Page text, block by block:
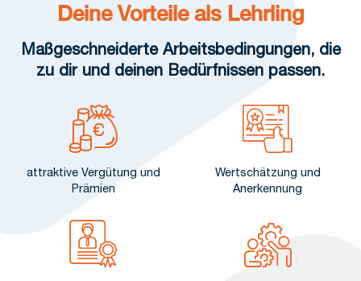
Deine Vorteile als Lehrling
Maßgeschneiderte Arbeitsbedingungen, die
zu dir und deinen Bedürfnissen passen.
attraktive Vergütung und
Prämien
Wertschätzung und
Anerkennung